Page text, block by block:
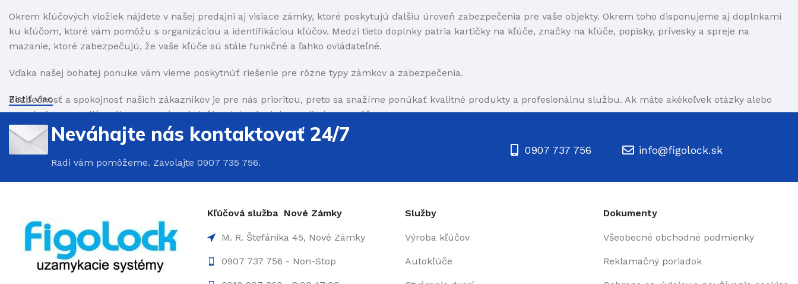
Okrem kľúčových vložiek nájdete v našej predajni aj visiace zámky, ktoré poskytujú ďalšiu úroveň zabezpečenia pre vaše objekty. Okrem toho disponujeme aj doplnkami
ku kľúčom, ktoré vám pomôžu s organizáciou a identifikáciou kľúčov. Medzi tieto doplnky patria kartičky na kľúče, značky na kľúče, popisky, prívesky a spreje na
mazanie, ktoré zabezpečujú, že vaše kľúče sú stále funkčné a ľahko ovládateľné.
Vďaka našej bohatej ponuke vám vieme poskytnúť riešenie pre rôzne typy zámkov a zabezpečenia.
Bezpečnosť a spokojnosť našich zákazníkov je pre nás prioritou, preto sa snažíme ponúkať kvalitné produkty a profesionálnu službu. Ak máte akékoľvek otázky alebo
potrebujete poradiť s výberom správnej vložky alebo doplnku, radi vám pomôžeme.
Zistiť viac
Neváhajte nás kontaktovať 24/7
Radi vám pomôžeme. Zavolajte 0907 735 756.
0907 737 756 info@figolock.sk
Kľúčová služba Nové Zámky
M. R. Štefánika 45, Nové Zámky
0907 737 756 - Non-Stop
Služby
Výroba kľúčov
Autokľúče
Dokumenty
Všeobecné obchodné podmienky
Reklamačný poriadok